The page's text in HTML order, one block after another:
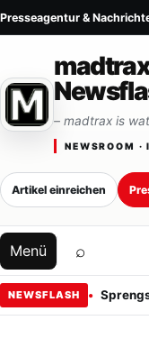
Zum Inhalt springen
Presseagentur &
– madtrax is
NEWSROOM ·
Artikel einreichen
Menü ⌕
NEWSFLASH